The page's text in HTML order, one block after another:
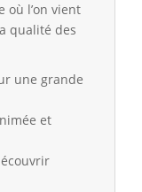
où l’on vient
qualité des
une grande
et